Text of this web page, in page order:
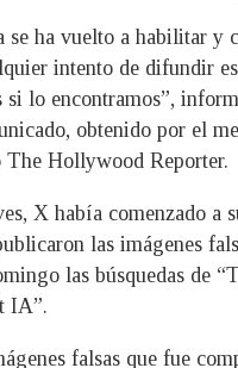
se ha vuelto a habilitar y
intento de difundir
si lo encontramos”,
obtenido por el
The Hollywood Reporter.
X había comenzado a
las imágenes
las búsquedas de
IA”.
falsas que fue